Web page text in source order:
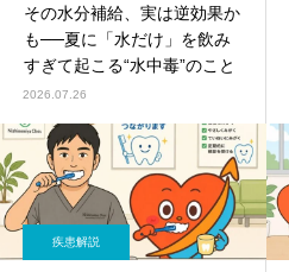
その水分補給、実は逆効果か
も──夏に「水だけ」を飲み
すぎて起こる“水中毒”のこと
2026.07.26
疾患解説